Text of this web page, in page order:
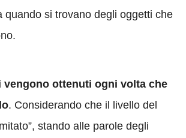
quando si trovano degli oggetti che
vengono ottenuti ogni volta che
. Considerando che il livello del
stando alle parole degli